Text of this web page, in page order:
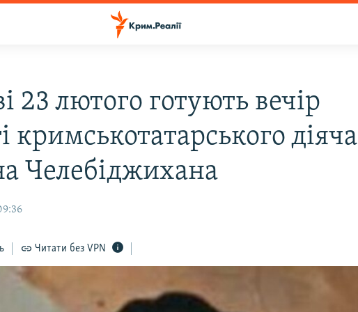
23 лютого готують вечір
кримськотатарського діяча
Челебіджихана
Читати без VPN